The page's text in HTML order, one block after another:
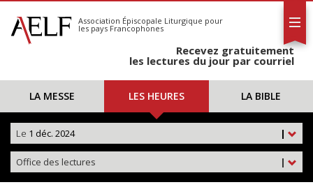
S'abonner
Calendrier
Association Épiscopale Liturgique pour
les pays Francophones
Recevez gratuitement
les lectures du jour par courriel
LA MESSE LES HEURES LA BIBLE
|
Le 1 déc. 2024
|
Office des lectures